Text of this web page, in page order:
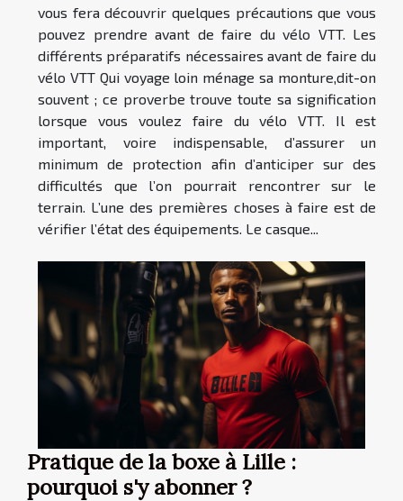
vous fera découvrir quelques précautions que vous
pouvez prendre avant de faire du vélo VTT. Les
différents préparatifs nécessaires avant de faire du
vélo VTT Qui voyage loin ménage sa monture,dit-on
souvent ; ce proverbe trouve toute sa signification
lorsque vous voulez faire du vélo VTT. Il est
important, voire indispensable, d’assurer un
minimum de protection afin d’anticiper sur des
difficultés que l’on pourrait rencontrer sur le
terrain. L’une des premières choses à faire est de
vérifier l’état des équipements. Le casque...
Pratique de la boxe à Lille :
pourquoi s'y abonner ?